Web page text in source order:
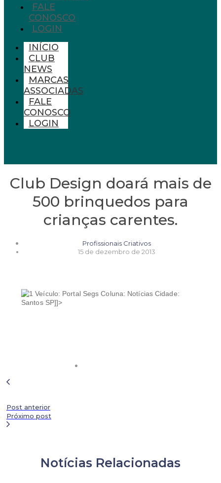
FALE
CONOSCO
LOGIN
INÍCIO
CLUB
NEWS
MARCAS
ASSOCIADAS
FALE
CONOSCO
LOGIN
Club Design doará mais de
500 brinquedos para
crianças carentes.
Profissionais Criativos
15 de dezembro de 2013
Veículo: Portal Segs Coluna: Notícias Cidade:
Santos SP]]>
Post anterior
Próximo post
Notícias Relacionadas